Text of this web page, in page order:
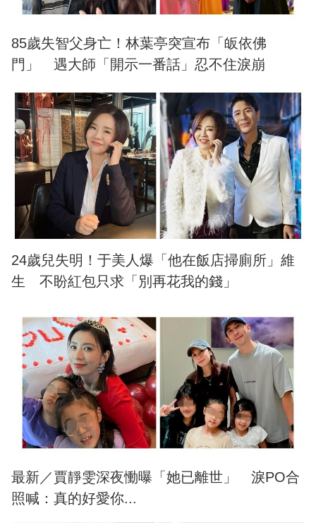
85歲失智父身亡！林葉亭突宣布「皈依佛
門」 遇大師「開示一番話」忍不住淚崩
24歲兒失明！于美人爆「他在飯店掃廁所」維
生 不盼紅包只求「別再花我的錢」
最新／賈靜雯深夜慟曝「她已離世」 淚PO合
照喊：真的好愛你...